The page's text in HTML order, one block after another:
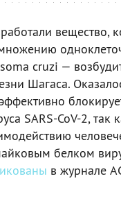
вещество,
cruzi —
Шагаcа.
SARS-CoV-2, так
белком
в журнале